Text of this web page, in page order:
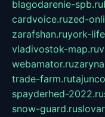
blagodarenie-spb.ru
cardvoice.ruzed-
zarafshan.ruyork-
vladivostok-map.ru
webamator.ru
trade-farm.ru
spayderhed-2022.ru
snow-guard.ru